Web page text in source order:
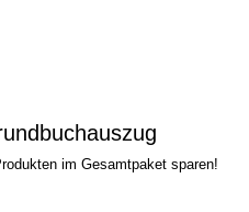
im Gesamtpaket sparen!